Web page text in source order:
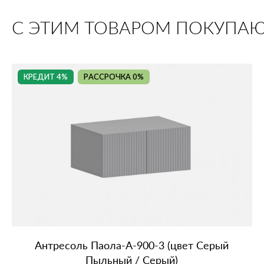
С ЭТИМ ТОВАРОМ
КРЕДИТ 4% РАССРОЧКА 0%
Антресоль Паола‑А‑900‑3 (цвет Серый
Пыльный / Серый)